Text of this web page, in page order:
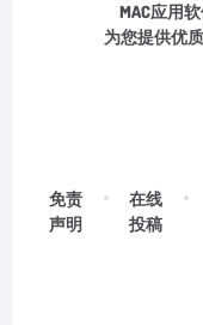
MAC应用
为您提供优
免责
声明
在线
投稿